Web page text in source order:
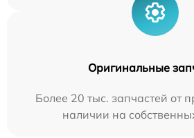
Оригинальные
Более 20 тыс. запчастей от
наличии на